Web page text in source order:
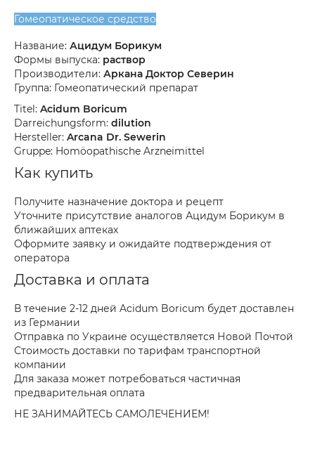
Гомеопатическое средство
Название: Ацидум Борикум
Формы выпуска: раствор
Производители: Аркана Доктор Северин
Группа: Гомеопатический препарат
Titel: Acidum Boricum
Darreichungsform: dilution
Hersteller: Arcana Dr. Sewerin
Gruppe: Homöopathische Arzneimittel
Как купить
Получите назначение доктора и рецепт
Уточните присутствие аналогов Ацидум Борикум в
ближайших аптеках
Оформите заявку и ожидайте подтверждения от
оператора
Доставка и оплата
В течение 2-12 дней Acidum Boricum будет доставлен
из Германии
Отправка по Украине осуществляется Новой Почтой
Стоимость доставки по тарифам транспортной
компании
Для заказа может потребоваться частичная
предварительная оплата
НЕ ЗАНИМАЙТЕСЬ САМОЛЕЧЕНИЕМ!